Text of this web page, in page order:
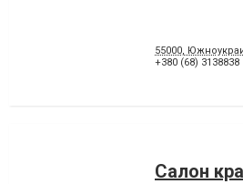
55000,
+380 (68) 3138838
Салон